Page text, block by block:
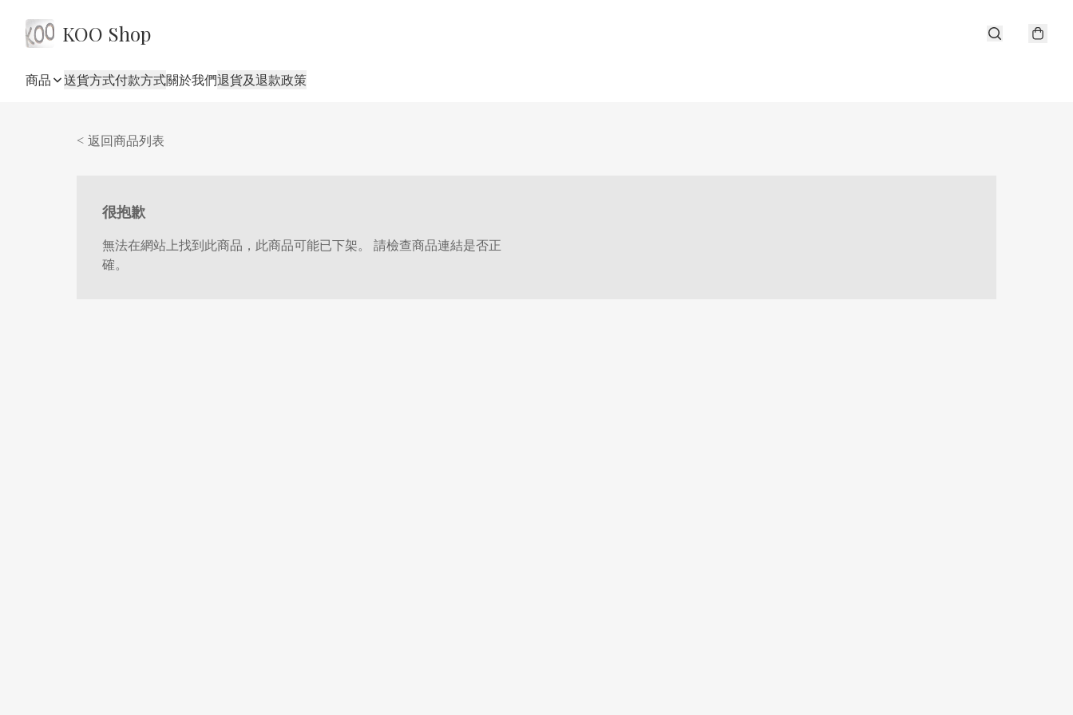
KOO Shop
商品 送貨方式付款方式關於我們退貨及退款政策
< 返回商品列表
很抱歉
無法在網站上找到此商品，此商品可能已下架。 請檢查商品連結是否正
確。